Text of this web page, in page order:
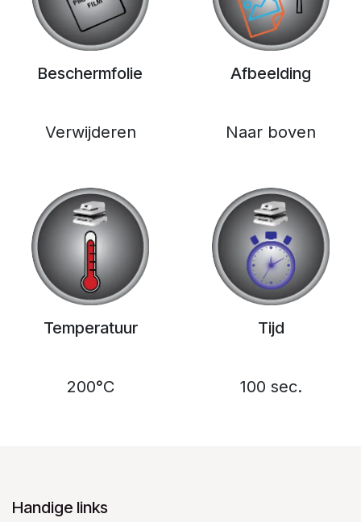
Beschermfolie
Verwijderen
Afbeelding
Naar boven
Temperatuur
200°C
Tijd
100 sec.
Handige links